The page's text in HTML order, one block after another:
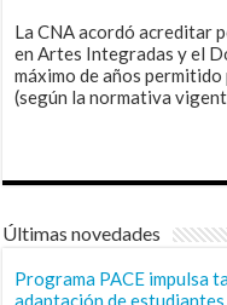
La CNA acordó acreditar
en Artes Integradas y el
máximo de años
(según la normativa
Últimas novedades
Programa PACE impulsa
adaptación de